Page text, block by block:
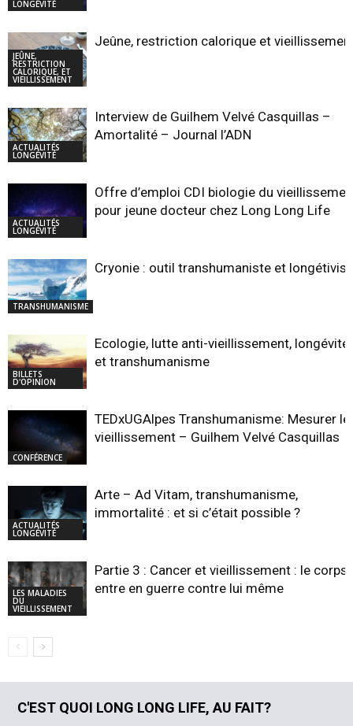
LONGÉVITÉ
JEÛNE,
RESTRICTION
CALORIQUE, ET
VIEILLISSEMENT
Jeûne, restriction calorique et
ACTUALITÉS
LONGÉVITÉ
Interview de Guilhem Velvé Casquillas –
Amortalité – Journal l’ADN
ACTUALITÉS
LONGÉVITÉ
Offre d’emploi CDI biologie du
pour jeune docteur chez Long Long Life
TRANSHUMANISME
Cryonie : outil transhumaniste et
BILLETS
D'OPINION
Ecologie, lutte anti-vieillissement, longévité,
et transhumanisme
CONFÉRENCE
TEDxUGAlpes Transhumanisme: Mesurer le
vieillissement – Guilhem Velvé Casquillas
ACTUALITÉS
LONGÉVITÉ
Arte – Ad Vitam, transhumanisme,
immortalité : et si c’était possible ?
LES MALADIES
DU
VIEILLISSEMENT
Partie 3 : Cancer et vieillissement : le corps
entre en guerre contre lui même
C'EST QUOI LONG LONG LIFE, AU FAIT?